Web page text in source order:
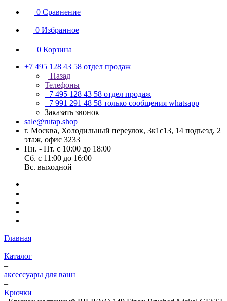
0 Сравнение
0 Избранное
0 Корзина
+7 495 128 43 58 отдел продаж
Назад
Телефоны
+7 495 128 43 58 отдел продаж
+7 991 291 48 58 только сообщения whatsapp
Заказать звонок
sale@rutap.shop
г. Москва, Холодильный переулок, 3к1с13, 14 подъезд, 2
этаж, офис 3233
Пн. - Пт. с 10:00 до 18:00
Сб. с 11:00 до 16:00
Вс. выходной
Главная
–
Каталог
–
аксессуары для ванн
–
Крючки